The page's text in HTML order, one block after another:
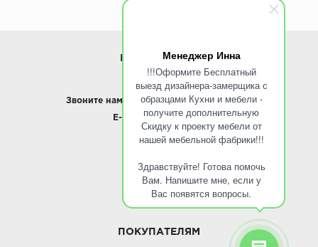
Менеджер Инна
!!!Оформите Бесплатный
выезд дизайнера-замерщика с
образцами Кухни и мебели -
получите дополнительную
Скидку к проекту мебели от
нашей мебельной фабрики!!!
Здравствуйте! Готова помочь
Вам. Напишите мне, если у
Вас появятся вопросы.
ИНФОРМАЦИЯ
www.ROINST.ru
Звоните нам: 8 495 797-10-50 / Whatsapp
E-mail: info@roinst.ru
О КОМПАНИИ
О компании
ПОКУПАТЕЛЯМ